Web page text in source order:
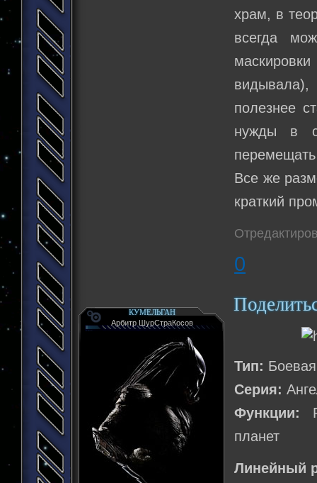
храм, в
всегда
видывала),
полезнее
нужды в
Все же
краткий
0
КУМЕЛЬГАН
Арбитр ШурСтраКосов
Тип:
Серия:
Функции:
планет
Линейный